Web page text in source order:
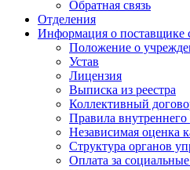
Обратная связь
Отделения
Информация о поставщике
Положение о
Устав
Лицензия
Выписка из реестра
Коллективный
Правила внутреннего
Независимая оценка
Структура органов
Оплата за